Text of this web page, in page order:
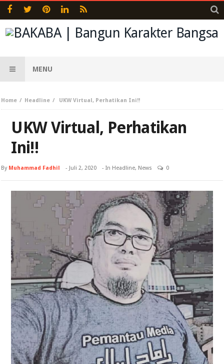
MENU
Home Headline UKW Virtual, Perhatikan Ini!!
UKW Virtual, Perhatikan
Ini!!
By Muhammad Fadhil - Juli 2, 2020 - In Headline, News 0